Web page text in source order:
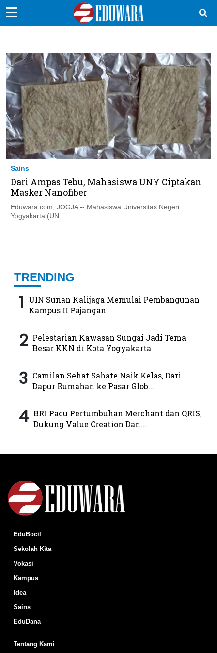
Sekolah Kita
Vokasi
Kampus
Idea
Sains
EduDana
Ikuti Kami di:
Sains
Dari Ampas Tebu, Mahasiswa UNY Ciptakan
Masker Nanofiber
Eduwara.com, JOGJA -- Mahasiswa Universitas Negeri
Yogyakarta (UN...
TRENDING
1 UIN Sunan Kalijaga Memulai Pembangunan
Kampus II Pajangan
2 Pelestarian Kawasan Sungai Jadi Tema
Besar KKN di Kota Yogyakarta
3 Camilan Sehat Sahate Naik Kelas, Dari
Dapur Rumahan ke Pasar Glob...
4 BRI Pacu Pertumbuhan Merchant dan QRIS,
Dukung Value Creation Dan...
EduBocil
Sekolah Kita
Vokasi
Kampus
Idea
Sains
EduDana
Tentang Kami